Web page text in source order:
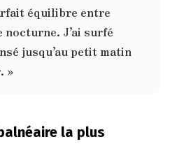
équilibre entre
J’ai surfé
jusqu’au petit matin
»
la plus